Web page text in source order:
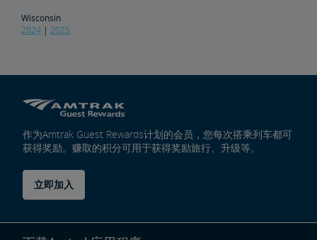
Wisconsin
2024 | 2025
作为Amtrak Guest Rewards计划的会员，您每次搭乘列车都可
获得奖励。赚取的积分可用于获得奖励旅行、升级等。
立即加入